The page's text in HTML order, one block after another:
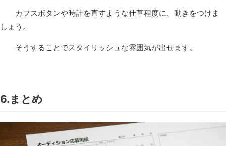
カフスボタンや時計を直すような仕草程度に、動きをつけま
しょう。
そうすることでスタイリッシュな雰囲気が出せます。
6.まとめ